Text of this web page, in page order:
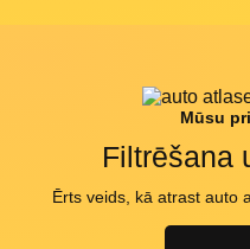
Mūsu
Filtrēšana
Ērts veids, kā atrast auto